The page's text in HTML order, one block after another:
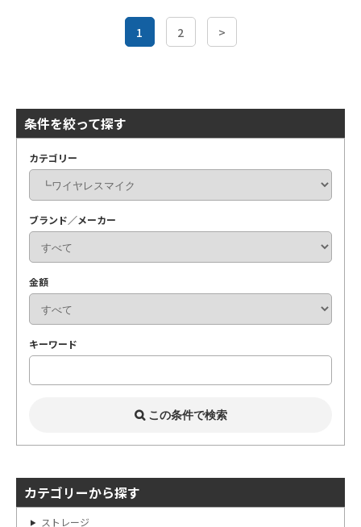
1 2 >
条件を絞って探す
カテゴリー
ブランド／メーカー
金額
キーワード
カテゴリーから探す
ストレージ